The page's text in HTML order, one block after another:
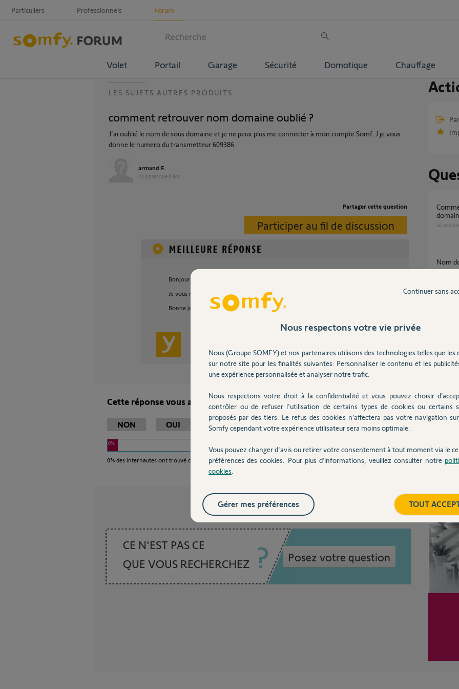
Particuliers Professionnels Forum
Volet Portail Garage Sécurité Domotique Chauffage
LES SUJETS AUTRES PRODUITS
comment retrouver nom domaine oublié ?
J'ai oublié le nom de sous domaine et je ne peux plus me connecter à mon compte Somf. J je vous
donne le numero du transmetteur 609386.
armand F.
il y a presque 8 ans
Partager cette question
Participer au fil de discussion
Bonjour Armand,
Je vous renvoie les informations relatives à votre compte par mail.
Bonne journée,
Cette réponse vous a-t-elle aidé ?
NON OUI
0%
0% des internautes ont trouvé cette réponse utile
CE N'EST PAS CE
QUE VOUS RECHERCHEZ
Posez votre question
Comment obtenir mon nom de sous
34
Nom
perte
27réponses
Nous respectons votre vie privée
Nous (Groupe SOMFY) et nos partenaires utilisons des technologies telles que les
sur notre site pour les finalités suivantes: Personnaliser le contenu et les
une expérience personnalisée et analyser notre trafic.
Nous respectons votre droit à la confidentialité et vous pouvez choisir
contrôler ou de refuser l'utilisation de certains types de cookies ou certains
proposés par des tiers. Le refus des cookies n’affectera pas votre navigation
Somfy cependant votre expérience utilisateur sera moins optimale.
Vous pouvez changer d'avis ou retirer votre consentement à tout moment via le
préférences des cookies. Pour plus d’informations, veuillez consulter notre
cookies
Continuer sans
TOUT
Gérer mes préférences